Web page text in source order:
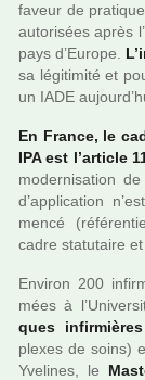
faveur de
auto­ri­sées après
pays d’Europe.
sa légi­ti­mité et
un IADE
En France, le
IPA est l’arti­­cle
moder­­ni­­sa­­tion
d’appli­ca­tion
mencé
cadre sta­tu­taire et
Environ 200
mées à
ques infir­miè­res
plexes de soins)
Yvelines, le